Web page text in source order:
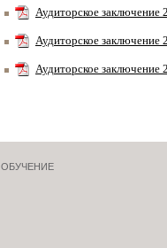
Аудиторское заключение
Аудиторское заключение
Аудиторское заключение
ОБУЧЕНИЕ